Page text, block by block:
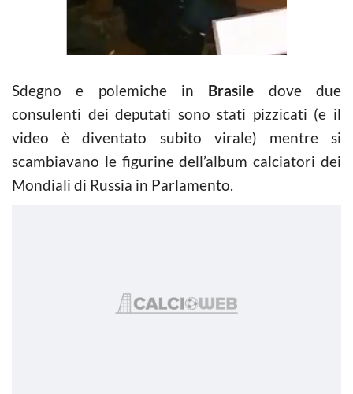
Sdegno e polemiche in Brasile dove due
consulenti dei deputati sono stati pizzicati (e il
video è diventato subito virale) mentre si
scambiavano le figurine dell’album calciatori dei
Mondiali di Russia in Parlamento.